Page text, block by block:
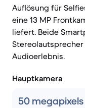
Auflösung für
eine 13 MP
liefert. Beide
Audioerlebnis.
Hauptkamera
50 megapixels